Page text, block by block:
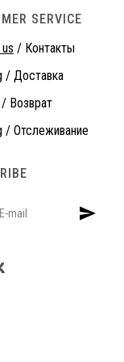
SERVICE
/ Контакты
/ Доставка
/ Возврат
/ Отслеживание